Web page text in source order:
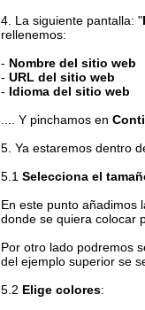
4. La siguiente pantalla: "
rellenemos:
- Nombre del sitio web
- URL del sitio web
- Idioma del sitio web
.... Y pinchamos en
5. Ya estaremos dentro
5.1 Selecciona el
En este punto añadimos
donde se quiera colocar
Por otro lado podremos
del ejemplo superior se
5.2 Elige colores: